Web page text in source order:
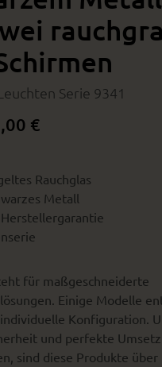
Serie 9341
€
Rauchglas
Metall
für maßgeschneiderte
Einige Modelle
Konfiguration.
und perfekte
sind diese Produkte über